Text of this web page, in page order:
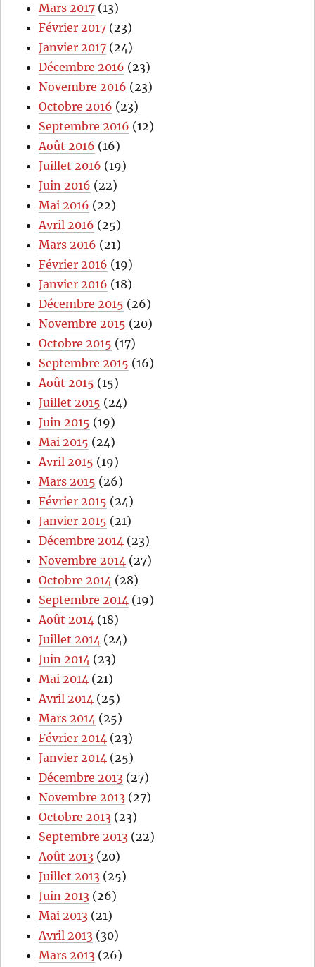
Mars 2017 (13)
Février 2017 (23)
Janvier 2017 (24)
Décembre 2016 (23)
Novembre 2016 (23)
Octobre 2016 (23)
Septembre 2016 (12)
Août 2016 (16)
Juillet 2016 (19)
Juin 2016 (22)
Mai 2016 (22)
Avril 2016 (25)
Mars 2016 (21)
Février 2016 (19)
Janvier 2016 (18)
Décembre 2015 (26)
Novembre 2015 (20)
Octobre 2015 (17)
Septembre 2015 (16)
Août 2015 (15)
Juillet 2015 (24)
Juin 2015 (19)
Mai 2015 (24)
Avril 2015 (19)
Mars 2015 (26)
Février 2015 (24)
Janvier 2015 (21)
Décembre 2014 (23)
Novembre 2014 (27)
Octobre 2014 (28)
Septembre 2014 (19)
Août 2014 (18)
Juillet 2014 (24)
Juin 2014 (23)
Mai 2014 (21)
Avril 2014 (25)
Mars 2014 (25)
Février 2014 (23)
Janvier 2014 (25)
Décembre 2013 (27)
Novembre 2013 (27)
Octobre 2013 (23)
Septembre 2013 (22)
Août 2013 (20)
Juillet 2013 (25)
Juin 2013 (26)
Mai 2013 (21)
Avril 2013 (30)
Mars 2013 (26)